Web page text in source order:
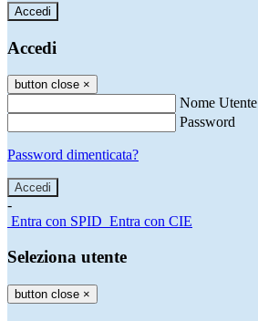
Accedi
Accedi
button close ×
Nome Utente
Password
Password dimenticata?
-
Entra con SPID Entra con CIE
Seleziona utente
button close ×